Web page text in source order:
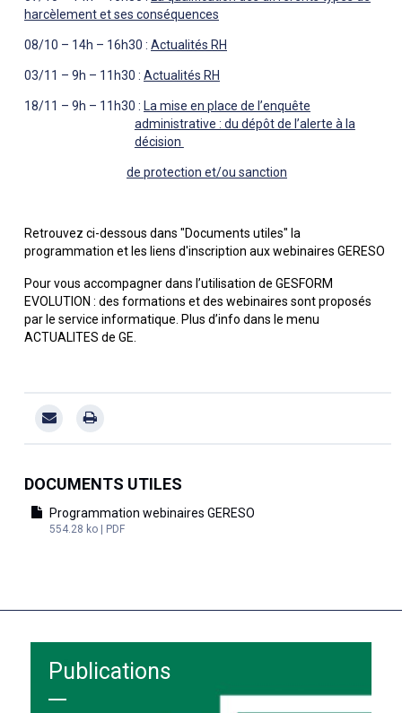
harcèlement et ses conséquences
08/10 – 14h – 16h30 : Actualités RH
03/11 – 9h – 11h30 : Actualités RH
18/11 – 9h – 11h30 : La mise en place de l’enquête
administrative : du dépôt de l’alerte à la
décision
de protection et/ou sanction
Retrouvez ci-dessous dans "Documents utiles" la
programmation et les liens d'inscription aux webinaires GERESO
Pour vous accompagner dans l’utilisation de GESFORM
EVOLUTION : des formations et des webinaires sont proposés
par le service informatique. Plus d’info dans le menu
ACTUALITES de GE.
DOCUMENTS UTILES
Programmation webinaires GERESO
554.28 ko | PDF
Publications